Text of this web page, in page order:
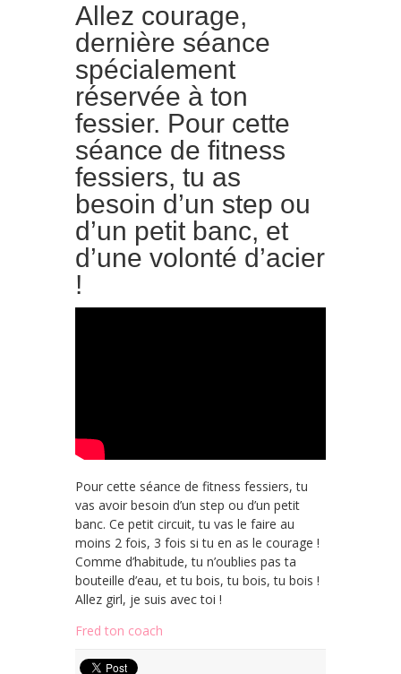
Allez courage,
dernière séance
spécialement
réservée à ton
fessier. Pour cette
séance de fitness
fessiers, tu as
besoin d’un step ou
d’un petit banc, et
d’une volonté d’acier
!
Pour cette séance de fitness fessiers, tu
vas avoir besoin d’un step ou d’un petit
banc. Ce petit circuit, tu vas le faire au
moins 2 fois, 3 fois si tu en as le courage !
Comme d’habitude, tu n’oublies pas ta
bouteille d’eau, et tu bois, tu bois, tu bois !
Allez girl, je suis avec toi !
Fred ton coach